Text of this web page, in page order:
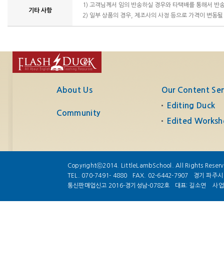
기타 사항
1) 고객님께서 임의 반송하실 경우와 타택배를 통해서
2) 일부 상품의 경우, 제조사의 사정 등으로 가격이 변동
About Us
Community
Our Content
Editing Duck
Edited
Copyrightⓒ2014. LittleLambSchool. All Rights
TEL. 070-7491- 4880
FAX. 02-6442-7907
경기 파주
통신판매업신고 2016-경기성남-0782호
대표: 길소연 사